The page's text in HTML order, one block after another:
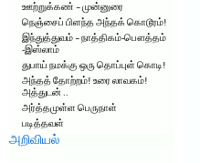
ஊற்றுக்கண் – முன்னுரை
நெஞ்சைப் பிளந்த அந்தக் கொடூரம்!
இந்துத்துவம் – நாத்திகம்-பௌத்தம்
-இஸ்லாம்
துபாய் நமக்கு ஒரு தொப்புள் கொடி!
அந்தத் தோற்றம்! உரை லாவகம்!
அத்துடன் ..
அர்த்தமுள்ள பெருநாள்
படித்தவள்
அறிவியல்